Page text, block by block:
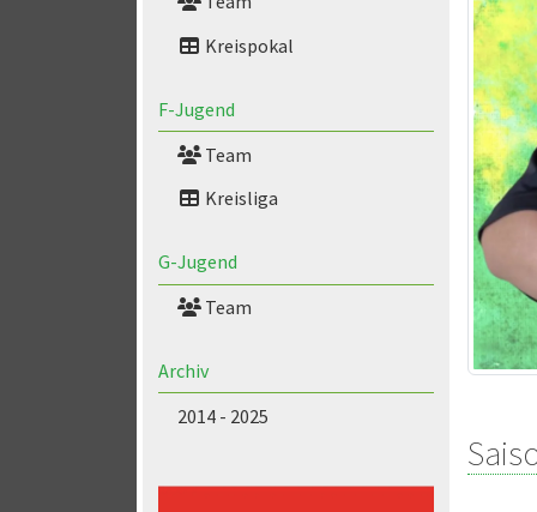
Kreispokal
F-Jugend
Team
Kreisliga
G-Jugend
Team
Archiv
2014 - 2025